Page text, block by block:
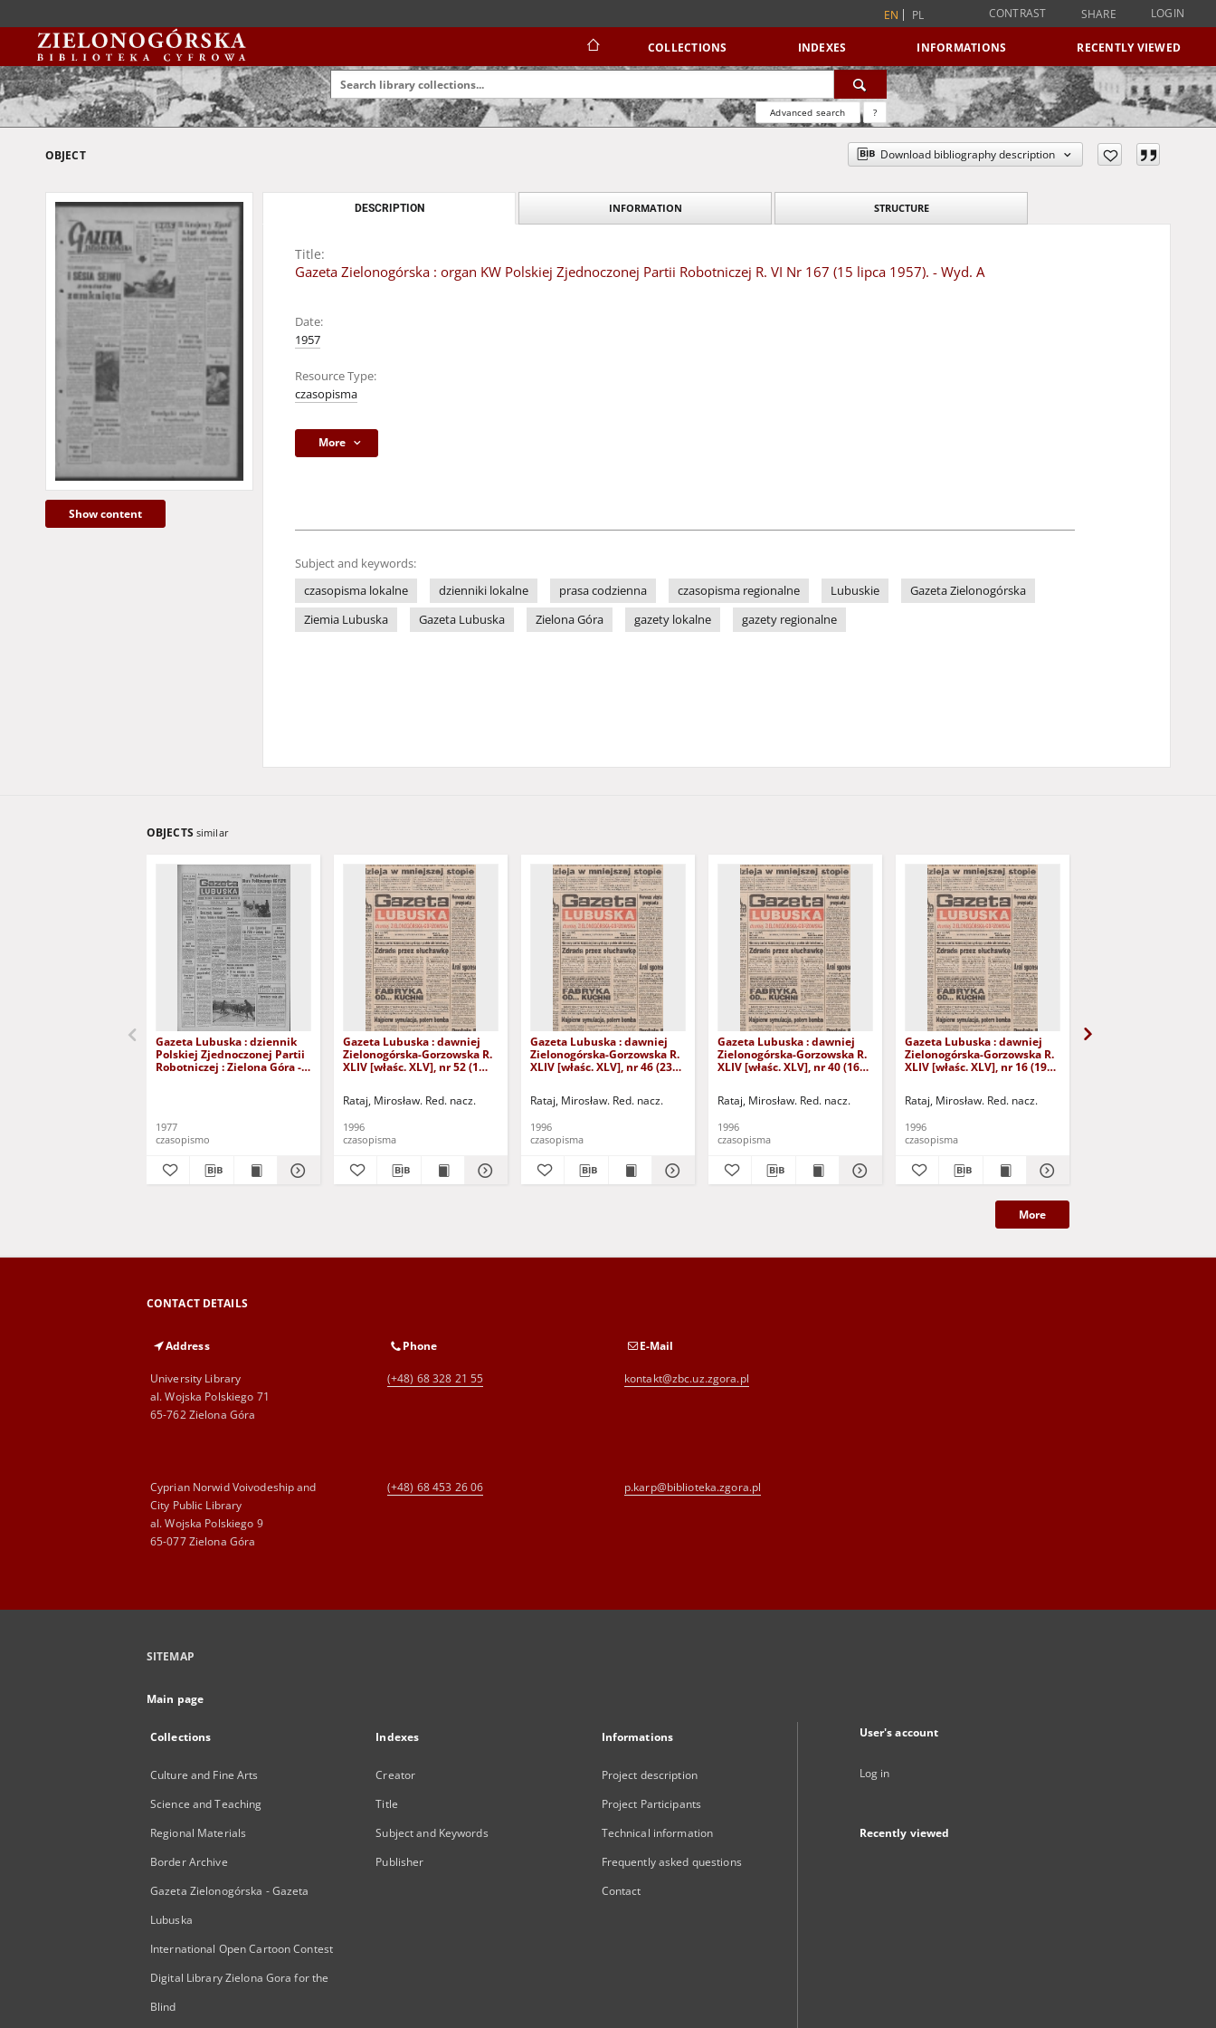
EN PL CONTRAST SHARE LOGIN
COLLECTIONS INDEXES INFORMATIONS RECENTLY VIEWED
Advanced search ?
OBJECT Download bibliography description
Show content
DESCRIPTION INFORMATION STRUCTURE
Title:
Gazeta Zielonogórska : organ KW Polskiej Zjednoczonej Partii Robotniczej R. VI Nr 167 (15 lipca 1957). - Wyd. A
Date:
1957
Resource Type:
czasopisma
More
Subject and keywords:
czasopisma lokalne
dzienniki lokalne prasa codzienna czasopisma regionalne Lubuskie
Gazeta Zielonogórska
Ziemia Lubuska
Gazeta Lubuska Zielona Góra gazety lokalne gazety regionalne
OBJECTS similar
Gazeta Lubuska : dziennik
Polskiej Zjednoczonej Partii
Robotniczej : Zielona Góra -
1977
czasopismo
Gazeta Lubuska : dawniej
Zielonogórska-Gorzowska R.
XLIV [właśc. XLV], nr 52 (1
Rataj, Mirosław. Red. nacz.
1996
czasopisma
Gazeta Lubuska : dawniej
Zielonogórska-Gorzowska R.
XLIV [właśc. XLV], nr 46 (23
Rataj, Mirosław. Red. nacz.
1996
czasopisma
Gazeta Lubuska : dawniej
Zielonogórska-Gorzowska R.
XLIV [właśc. XLV], nr 40 (16
Rataj, Mirosław. Red. nacz.
1996
czasopisma
Gazeta Lubuska : dawniej
Zielonogórska-Gorzowska R.
XLIV [właśc. XLV], nr 16 (19
Rataj, Mirosław. Red. nacz.
1996
czasopisma
More
CONTACT DETAILS
Address
University Library
al. Wojska Polskiego 71
65-762 Zielona Góra
Phone
(+48) 68 328 21 55
E-Mail
kontakt@zbc.uz.zgora.pl
Cyprian Norwid Voivodeship and
City Public Library
al. Wojska Polskiego 9
65-077 Zielona Góra
(+48) 68 453 26 06 p.karp@biblioteka.zgora.pl
SITEMAP
Main page
Collections
Culture and Fine Arts
Science and Teaching
Regional Materials
Border Archive
Gazeta Zielonogórska - Gazeta
Lubuska
International Open Cartoon Contest
Digital Library Zielona Gora for the
Blind
Indexes
Creator
Title
Subject and Keywords
Publisher
Informations
Project description
Project Participants
Technical information
Frequently asked questions
Contact
User's account
Log in
Recently viewed